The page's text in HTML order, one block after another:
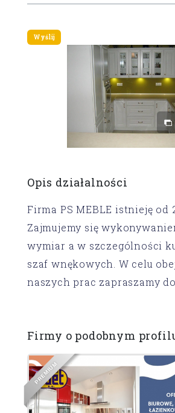
Opis działalności
Firma PS MEBLE istnieję od
Zajmujemy się
wymiar a w szczególności
szaf wnękowych. W celu
naszych prac zapraszamy
Firmy o podobnym
PREM
I
UM